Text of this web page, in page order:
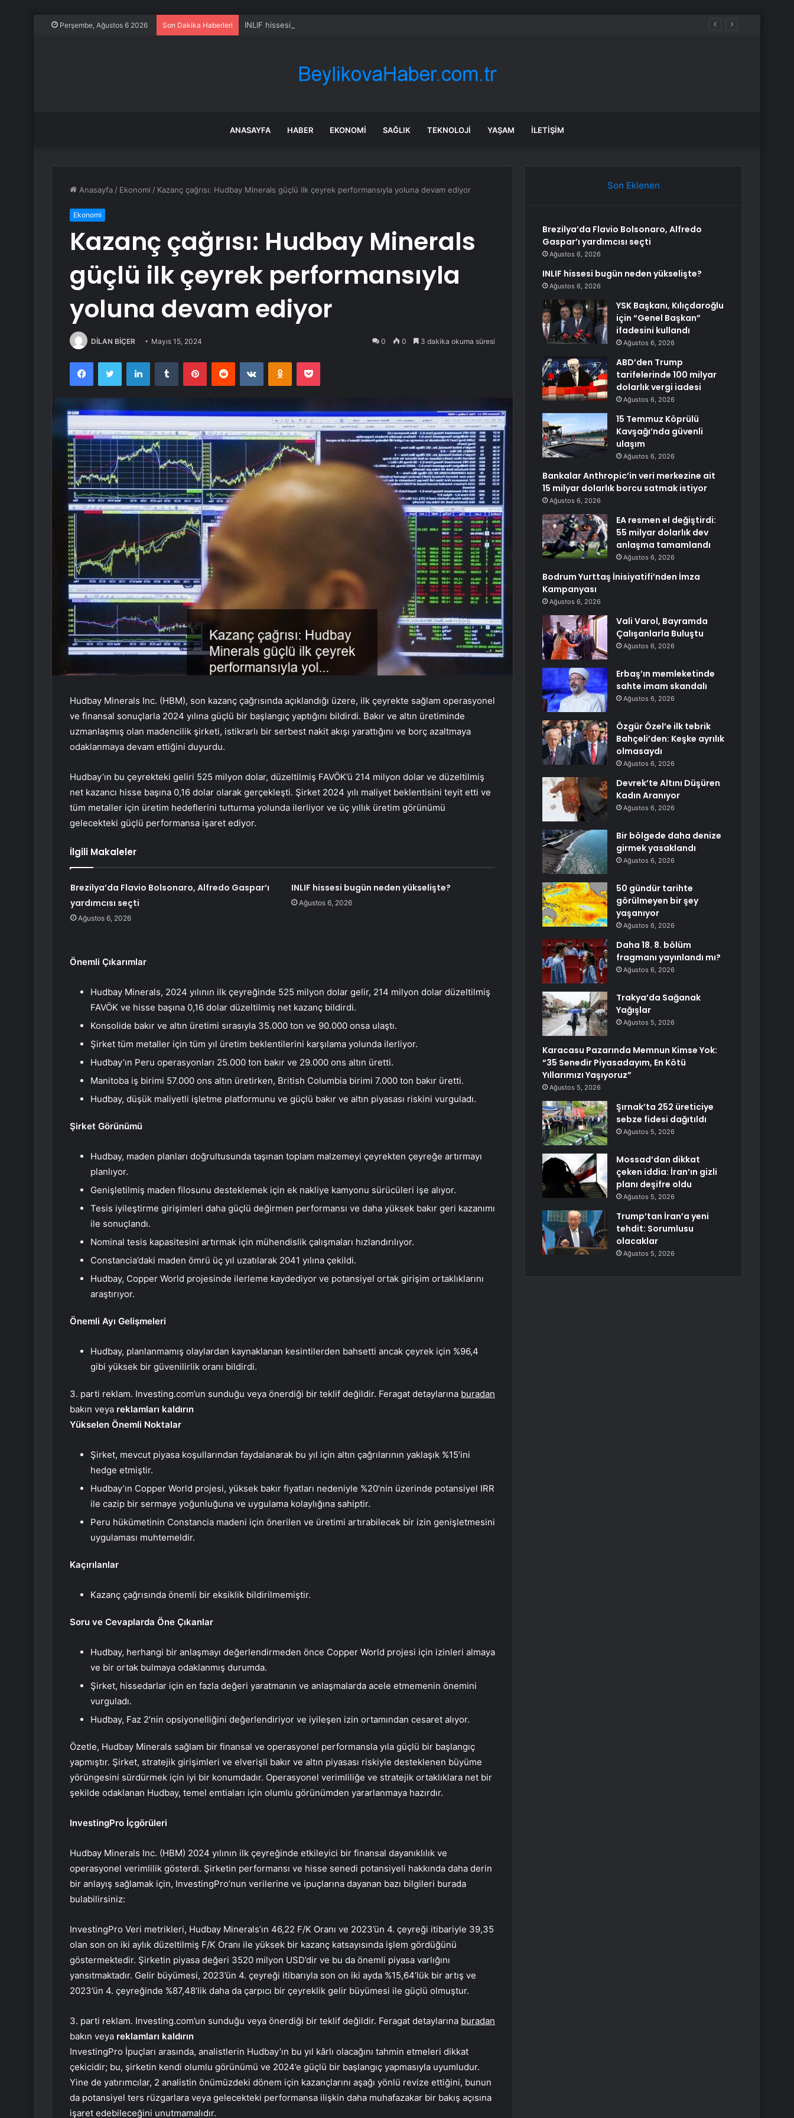
Perşembe, Ağustos 6 2026 Son Dakika Haberleri INLIF hissesi bugün neden yükselişte?
ANASAYFA HABER EKONOMI SAĞLIK TEKNOLOJI YAŞAM İLETIŞIM
Anasayfa / Ekonomi / Kazanç çağrısı: Hudbay Minerals güçlü ilk çeyrek performansıyla yoluna devam ediyor
Ekonomi
Kazanç çağrısı: Hudbay Minerals
güçlü ilk çeyrek performansıyla
yoluna devam ediyor
DİLAN BİÇER Mayıs 15, 2024 0 0 3 dakika okuma süresi
FacebookTwitter LinkedInTumblr PinterestReddit VKontakteOdnoklassniki
Pocket
Hudbay Minerals Inc. (HBM), son kazanç çağrısında açıklandığı üzere, ilk çeyrekte sağlam operasyonel
ve finansal sonuçlarla 2024 yılına güçlü bir başlangıç yaptığını bildirdi. Bakır ve altın üretiminde
uzmanlaşmış olan madencilik şirketi, istikrarlı bir serbest nakit akışı yarattığını ve borç azaltmaya
odaklanmaya devam ettiğini duyurdu.
Hudbay’ın bu çeyrekteki geliri 525 milyon dolar, düzeltilmiş FAVÖK’ü 214 milyon dolar ve düzeltilmiş
net kazancı hisse başına 0,16 dolar olarak gerçekleşti. Şirket 2024 yılı maliyet beklentisini teyit etti ve
tüm metaller için üretim hedeflerini tutturma yolunda ilerliyor ve üç yıllık üretim görünümü
gelecekteki güçlü performansa işaret ediyor.
İlgili Makaleler
Brezilya’da Flavio Bolsonaro, Alfredo Gaspar’ı
yardımcısı seçti
Ağustos 6, 2026
INLIF hissesi bugün neden yükselişte?
Ağustos 6, 2026
Önemli Çıkarımlar
Hudbay Minerals, 2024 yılının ilk çeyreğinde 525 milyon dolar gelir, 214 milyon dolar düzeltilmiş
FAVÖK ve hisse başına 0,16 dolar düzeltilmiş net kazanç bildirdi.
Konsolide bakır ve altın üretimi sırasıyla 35.000 ton ve 90.000 onsa ulaştı.
Şirket tüm metaller için tüm yıl üretim beklentilerini karşılama yolunda ilerliyor.
Hudbay’ın Peru operasyonları 25.000 ton bakır ve 29.000 ons altın üretti.
Manitoba iş birimi 57.000 ons altın üretirken, British Columbia birimi 7.000 ton bakır üretti.
Hudbay, düşük maliyetli işletme platformunu ve güçlü bakır ve altın piyasası riskini vurguladı.
Şirket Görünümü
Hudbay, maden planları doğrultusunda taşınan toplam malzemeyi çeyrekten çeyreğe artırmayı
planlıyor.
Genişletilmiş maden filosunu desteklemek için ek nakliye kamyonu sürücüleri işe alıyor.
Tesis iyileştirme girişimleri daha güçlü değirmen performansı ve daha yüksek bakır geri kazanımı
ile sonuçlandı.
Nominal tesis kapasitesini artırmak için mühendislik çalışmaları hızlandırılıyor.
Constancia’daki maden ömrü üç yıl uzatılarak 2041 yılına çekildi.
Hudbay, Copper World projesinde ilerleme kaydediyor ve potansiyel ortak girişim ortaklıklarını
araştırıyor.
Önemli Ayı Gelişmeleri
Hudbay, planlanmamış olaylardan kaynaklanan kesintilerden bahsetti ancak çeyrek için %96,4
gibi yüksek bir güvenilirlik oranı bildirdi.
3. parti reklam. Investing.com’un sunduğu veya önerdiği bir teklif değildir. Feragat detaylarına buradan
bakın veya reklamları kaldırın
Yükselen Önemli Noktalar
Şirket, mevcut piyasa koşullarından faydalanarak bu yıl için altın çağrılarının yaklaşık %15’ini
hedge etmiştir.
Hudbay’ın Copper World projesi, yüksek bakır fiyatları nedeniyle %20’nin üzerinde potansiyel IRR
ile cazip bir sermaye yoğunluğuna ve uygulama kolaylığına sahiptir.
Peru hükümetinin Constancia madeni için önerilen ve üretimi artırabilecek bir izin genişletmesini
uygulaması muhtemeldir.
Kaçırılanlar
Kazanç çağrısında önemli bir eksiklik bildirilmemiştir.
Soru ve Cevaplarda Öne Çıkanlar
Hudbay, herhangi bir anlaşmayı değerlendirmeden önce Copper World projesi için izinleri almaya
ve bir ortak bulmaya odaklanmış durumda.
Şirket, hissedarlar için en fazla değeri yaratmanın ve anlaşmalarda acele etmemenin önemini
vurguladı.
Hudbay, Faz 2’nin opsiyonelliğini değerlendiriyor ve iyileşen izin ortamından cesaret alıyor.
Özetle, Hudbay Minerals sağlam bir finansal ve operasyonel performansla yıla güçlü bir başlangıç
yapmıştır. Şirket, stratejik girişimleri ve elverişli bakır ve altın piyasası riskiyle desteklenen büyüme
yörüngesini sürdürmek için iyi bir konumdadır. Operasyonel verimliliğe ve stratejik ortaklıklara net bir
şekilde odaklanan Hudbay, temel emtiaları için olumlu görünümden yararlanmaya hazırdır.
InvestingPro İçgörüleri
Hudbay Minerals Inc. (HBM) 2024 yılının ilk çeyreğinde etkileyici bir finansal dayanıklılık ve
operasyonel verimlilik gösterdi. Şirketin performansı ve hisse senedi potansiyeli hakkında daha derin
bir anlayış sağlamak için, InvestingPro’nun verilerine ve ipuçlarına dayanan bazı bilgileri burada
bulabilirsiniz:
InvestingPro Veri metrikleri, Hudbay Minerals’ın 46,22 F/K Oranı ve 2023’ün 4. çeyreği itibariyle 39,35
olan son on iki aylık düzeltilmiş F/K Oranı ile yüksek bir kazanç katsayısında işlem gördüğünü
göstermektedir. Şirketin piyasa değeri 3520 milyon USD’dir ve bu da önemli piyasa varlığını
yansıtmaktadır. Gelir büyümesi, 2023’ün 4. çeyreği itibarıyla son on iki ayda %15,64’lük bir artış ve
2023’ün 4. çeyreğinde %87,48’lik daha da çarpıcı bir çeyreklik gelir büyümesi ile güçlü olmuştur.
3. parti reklam. Investing.com’un sunduğu veya önerdiği bir teklif değildir. Feragat detaylarına buradan
bakın veya reklamları kaldırın
InvestingPro İpuçları arasında, analistlerin Hudbay’ın bu yıl kârlı olacağını tahmin etmeleri dikkat
çekicidir; bu, şirketin kendi olumlu görünümü ve 2024’e güçlü bir başlangıç yapmasıyla uyumludur.
Yine de yatırımcılar, 2 analistin önümüzdeki dönem için kazançlarını aşağı yönlü revize ettiğini, bunun
da potansiyel ters rüzgarlara veya gelecekteki performansa ilişkin daha muhafazakar bir bakış açısına
işaret edebileceğini unutmamalıdır.
Son Eklenen
Brezilya’da Flavio Bolsonaro, Alfredo
Gaspar’ı yardımcısı seçti
Ağustos 6, 2026
INLIF hissesi bugün neden yükselişte?
Ağustos 6, 2026
YSK Başkanı, Kılıçdaroğlu
için “Genel Başkan”
ifadesini kullandı
Ağustos 6, 2026
ABD’den Trump
tarifelerinde 100 milyar
dolarlık vergi iadesi
Ağustos 6, 2026
15 Temmuz Köprülü
Kavşağı’nda güvenli
ulaşım
Ağustos 6, 2026
Bankalar Anthropic’in veri merkezine ait
15 milyar dolarlık borcu satmak istiyor
Ağustos 6, 2026
EA resmen el değiştirdi:
55 milyar dolarlık dev
anlaşma tamamlandı
Ağustos 6, 2026
Bodrum Yurttaş İnisiyatifi’nden İmza
Kampanyası
Ağustos 6, 2026
Vali Varol, Bayramda
Çalışanlarla Buluştu
Ağustos 6, 2026
Erbaş’ın memleketinde
sahte imam skandalı
Ağustos 6, 2026
Özgür Özel’e ilk tebrik
Bahçeli’den: Keşke ayrılık
olmasaydı
Ağustos 6, 2026
Devrek’te Altını Düşüren
Kadın Aranıyor
Ağustos 6, 2026
Bir bölgede daha denize
girmek yasaklandı
Ağustos 6, 2026
50 gündür tarihte
görülmeyen bir şey
yaşanıyor
Ağustos 6, 2026
Daha 18. 8. bölüm
fragmanı yayınlandı mı?
Ağustos 6, 2026
Trakya’da Sağanak
Yağışlar
Ağustos 5, 2026
Karacasu Pazarında Memnun Kimse Yok:
“35 Senedir Piyasadayım, En Kötü
Yıllarımızı Yaşıyoruz”
Ağustos 5, 2026
Şırnak’ta 252 üreticiye
sebze fidesi dağıtıldı
Ağustos 5, 2026
Mossad’dan dikkat
çeken iddia: İran’ın gizli
planı deşifre oldu
Ağustos 5, 2026
Trump’tan İran’a yeni
tehdit: Sorumlusu
olacaklar
Ağustos 5, 2026